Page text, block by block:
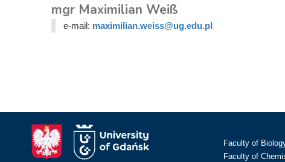
mgr Maximilian Weiß
e-mail: maximilian.weiss@ug.edu.pl
Faculty of
Faculty of